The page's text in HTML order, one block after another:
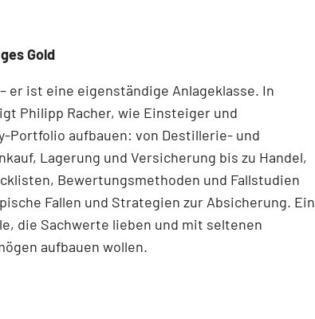
Gold
er ist eine eigenständige Anlageklasse. In
Philipp Racher, wie Einsteiger und
Portfolio aufbauen: von Destillerie- und
Lagerung und Versicherung bis zu Handel,
Bewertungsmethoden und Fallstudien
Fallen und Strategien zur Absicherung. Ein
die Sachwerte lieben und mit seltenen
aufbauen wollen.